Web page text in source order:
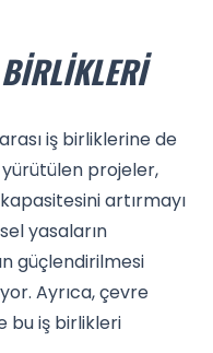
iş birliklerine de
projeler,
artırmayı
yasaların
güçlendirilmesi
Ayrıca, çevre
bu iş birlikleri